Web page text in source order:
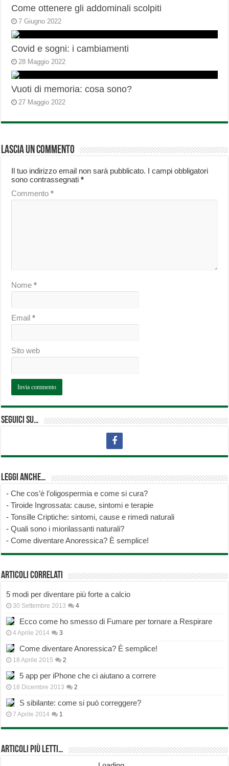
Come ottenere gli addominali scolpiti
7 Giugno 2022
Covid e sogni: i cambiamenti
28 Maggio 2022
Vuoti di memoria: cosa sono?
27 Maggio 2022
Lascia un commento
Il tuo indirizzo email non sarà pubblicato. I campi obbligatori
sono contrassegnati*
Commento*
Nome*
Email*
Sito web
Seguici su…
Leggi anche…
-Che cos’è l’oligospermia e come si cura?
-Tiroide Ingrossata: cause, sintomi e terapie
-Tonsille Criptiche: sintomi, cause e rimedi naturali
-Quali sono i miorilassanti naturali?
-Come diventare Anoressica? È semplice!
Articoli correlati
5 modi per diventare più forte a calcio
30 Settembre 2013 4
Ecco come ho smesso di Fumare per tornare a Respirare
4 Aprile 2014 3
Come diventare Anoressica? È semplice!
18 Aprile 2015 2
5 app per iPhone che ci aiutano a correre
18 Dicembre 2013 2
S sibilante: come si può correggere?
7 Aprile 2014 1
Articoli più Letti…